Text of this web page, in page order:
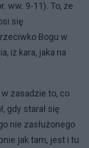
ww. 9-11). To, że
się
Bogu w
iż kara, jaka na
zasadzie to, co
gdy starał się
nie zasłużo­nego
jak tam, jest i tu